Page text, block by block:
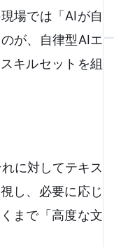
場では「AIが自
が、自律型AIエ
キルセットを組
に対してテキス
し、必要に応じ
まで「高度な文